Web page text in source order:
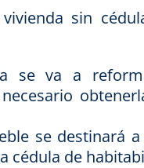
sin
se va a
se destinará
cédula de